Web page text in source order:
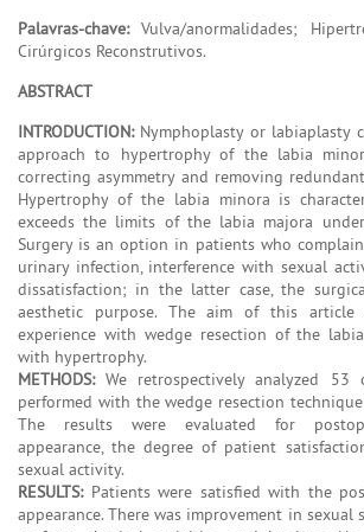
Palavras-chave:Vulva/anormalidades;
Cirúrgicos Reconstrutivos.
ABSTRACT
INTRODUCTION:Nymphoplasty or labiaplasty
approach to hypertrophy of the labia
correcting asymmetry and removing
Hypertrophy of the labia minora is
exceeds the limits of the labia majora
Surgery is an option in patients who
urinary infection, interference with sexual
dissatisfaction; in the latter case, the
aesthetic purpose. The aim of this
experience with wedge resection of the
with hypertrophy.
METHODS:We retrospectively analyzed 53
performed with the wedge resection
The results were evaluated for
appearance, the degree of patient
sexual activity.
RESULTS:Patients were satisfied with the
appearance. There was improvement in